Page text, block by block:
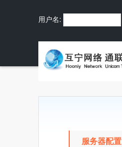
用户名:
服务器配置